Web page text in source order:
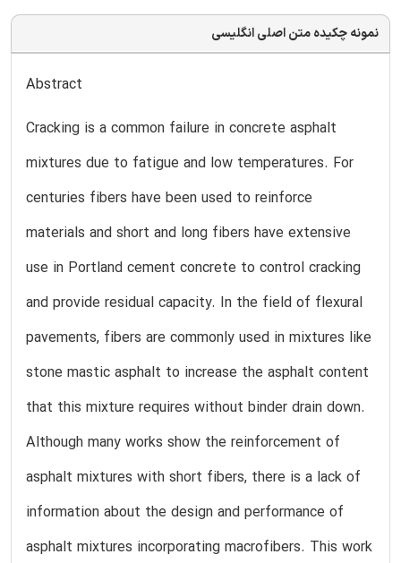
نمونه چکیده متن اصلی انگلیسی
Abstract
Cracking is a common failure in concrete asphalt
mixtures due to fatigue and low temperatures. For
centuries fibers have been used to reinforce
materials and short and long fibers have extensive
use in Portland cement concrete to control cracking
and provide residual capacity. In the field of flexural
pavements, fibers are commonly used in mixtures like
stone mastic asphalt to increase the asphalt content
that this mixture requires without binder drain down.
Although many works show the reinforcement of
asphalt mixtures with short fibers, there is a lack of
information about the design and performance of
asphalt mixtures incorporating macrofibers. This work